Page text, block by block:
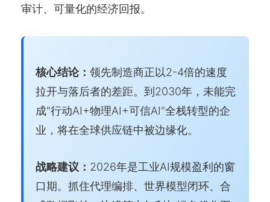
审计、可量化的经济回报。
核心结论： 领先制造商正以2-4倍的速度
拉开与落后者的差距。到2030年，未能完
成"行动AI+物理AI+可信AI"全栈转型的企
业，将在全球供应链中被边缘化。
战略建议： 2026年是工业AI规模盈利的窗
口期。抓住代理编排、世界模型闭环、合